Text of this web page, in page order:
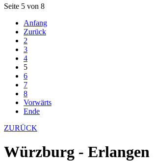
Seite 5 von 8
Anfang
Zurück
2
3
4
5
6
7
8
Vorwärts
Ende
ZURÜCK
Würzburg - Erlangen